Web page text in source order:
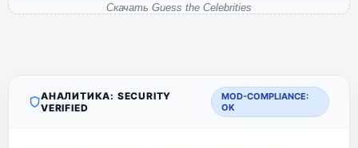
Скачать Guess the Celebrities
АНАЛИТИКА: SECURITY
VERIFIED
MOD-COMPLIANCE:
OK